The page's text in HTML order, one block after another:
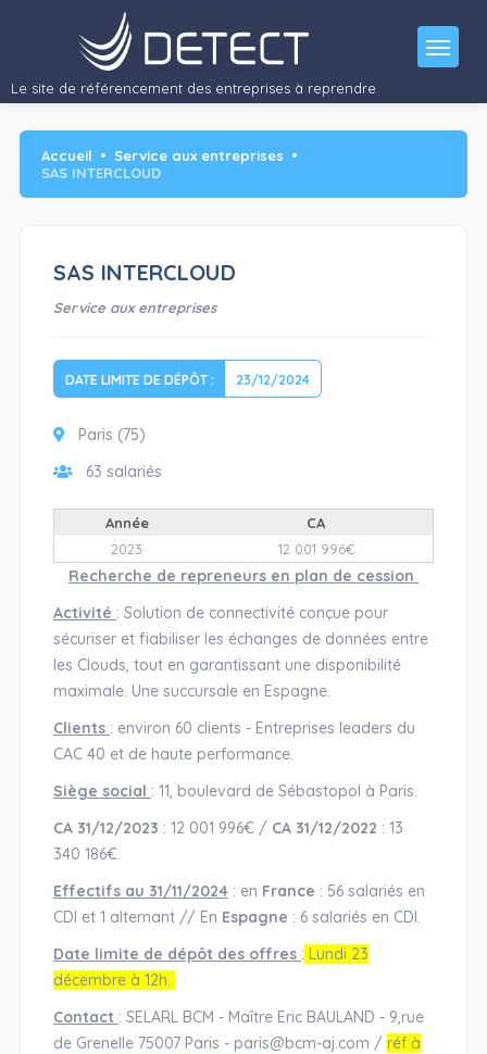
Recherche de repreneurs en plan de cession
: Solution de connectivité conçue…"/>
Le site de référencement des entreprises à reprendre
Accueil
Service aux entreprises
SAS INTERCLOUD
SAS INTERCLOUD
Service aux entreprises
DATE LIMITE DE DÉPÔT : 23/12/2024
Paris (75)
63 salariés
Année
CA
2023
12 001 996€
Recherche de repreneurs en plan de cession
Activité : Solution de connectivité conçue pour
sécuriser et fiabiliser les échanges de données entre
les Clouds, tout en garantissant une disponibilité
maximale. Une succursale en Espagne.
Clients : environ 60 clients - Entreprises leaders du
CAC 40 et de haute performance.
Siège social : 11, boulevard de Sébastopol à Paris.
CA 31/12/2023 : 12 001 996€ / CA 31/12/2022 : 13
340 186€.
Effectifs au 31/11/2024 : en France : 56 salariés en
CDI et 1 alternant // En Espagne : 6 salariés en CDI.
Date limite de dépôt des offres : Lundi 23
décembre à 12h.
Contact : SELARL BCM - Maître Eric BAULAND - 9,rue
de Grenelle 75007 Paris - paris@bcm-aj.com / réf à